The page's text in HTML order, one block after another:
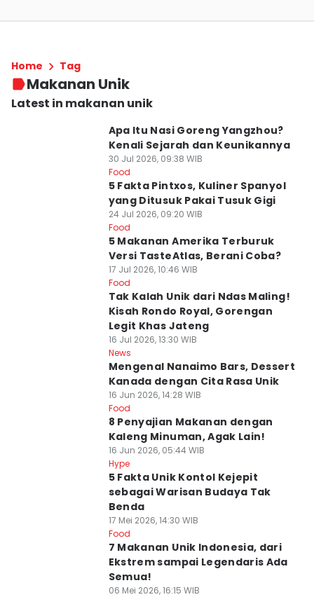
Home Tag
Makanan Unik
Latest in makanan unik
Apa Itu Nasi Goreng Yangzhou?
Kenali Sejarah dan Keunikannya
30 Jul 2026, 09:38 WIB
Food
5 Fakta Pintxos, Kuliner Spanyol
yang Ditusuk Pakai Tusuk Gigi
24 Jul 2026, 09:20 WIB
Food
5 Makanan Amerika Terburuk
Versi TasteAtlas, Berani Coba?
17 Jul 2026, 10:46 WIB
Food
Tak Kalah Unik dari Ndas Maling!
Kisah Rondo Royal, Gorengan
Legit Khas Jateng
16 Jul 2026, 13:30 WIB
News
Mengenal Nanaimo Bars, Dessert
Kanada dengan Cita Rasa Unik
16 Jun 2026, 14:28 WIB
Food
8 Penyajian Makanan dengan
Kaleng Minuman, Agak Lain!
16 Jun 2026, 05:44 WIB
Hype
5 Fakta Unik Kontol Kejepit
sebagai Warisan Budaya Tak
Benda
17 Mei 2026, 14:30 WIB
Food
7 Makanan Unik Indonesia, dari
Ekstrem sampai Legendaris Ada
Semua!
06 Mei 2026, 16:15 WIB